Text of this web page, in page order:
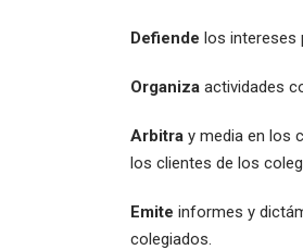
Defiende los intereses
Organizaactividades
Arbitray media en los
los clientes de los
Emite informes y
colegiados.